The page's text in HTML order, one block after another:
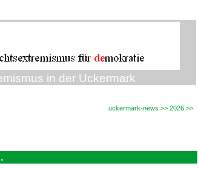
in der Uckermark
uckermark-news >> 2026 >>